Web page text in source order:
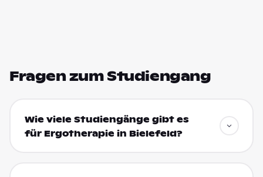
Fragen zum Studiengang
Wie viele Studiengänge gibt es
für Ergotherapie in Bielefeld?